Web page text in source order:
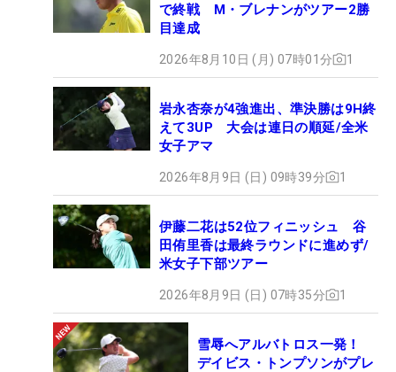
で終戦 M・ブレナンがツアー2勝
目達成
2026年8月10日 (月) 07時01分 1
岩永杏奈が4強進出、準決勝は9H終
えて3UP 大会は連日の順延/全米
女子アマ
2026年8月9日 (日) 09時39分 1
伊藤二花は52位フィニッシュ 谷
田侑里香は最終ラウンドに進めず/
米女子下部ツアー
2026年8月9日 (日) 07時35分 1
雪辱へアルバトロス一発！
デイビス・トンプソンがプレ